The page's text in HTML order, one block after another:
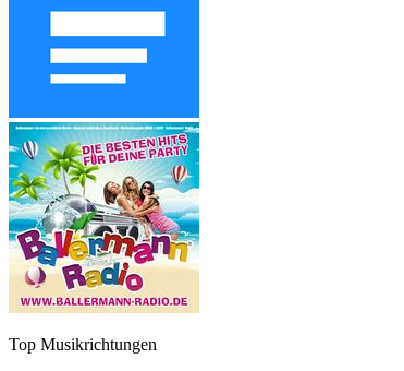
Top Musikrichtungen